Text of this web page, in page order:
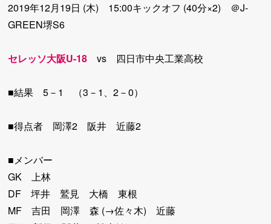
2019年12月19日 (木) 15:00キックオフ (40分×2) ＠J-
GREEN堺S6
セレッソ大阪U-18 vs 四日市中央工業高校
■結果 5－1 （3－1、2－0）
■得点者 岡澤2 阪井 近藤2
■メンバー
GK 上林
DF 坪井 鷲見 大橋 東根
MF 吉田 岡澤 森 (→佐々木) 近藤